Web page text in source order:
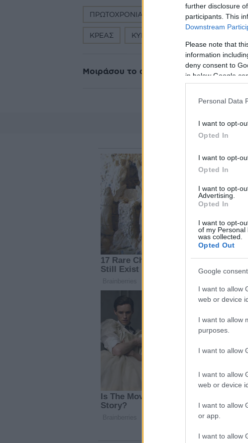
further disclosure
participants. This
Downstream
Please note that
information
deny consent to
in below Google
Personal Data
I want to opt-
Opted In
I want to opt-
Opted In
I want to opt-
Advertising.
Opted In
I want to opt-
of my Personal
was collected.
Opted Out
Google
I want to allow
web or device
I want to allow
purposes.
I want to allow
I want to allow
web or device
I want to allow
or app.
I want to allow
ΠΡΩΤΟΧΡΟΝΙΑ ΓΙΟΡΤΙΝΟ ΤΡΑΠΕΖΙ
ΚΡΕΑΣ ΚΥΡΙΩΣ ΓΕΥΜΑ
Μοιράσου το άρθρο